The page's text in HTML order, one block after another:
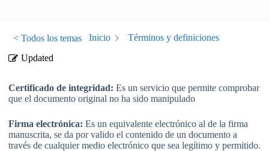
< Todos los temas Inicio
Términos y definiciones
Updated
Certificado de integridad: Es un servicio que permite comprobar
que el documento original no ha sido manipulado
Firma electrónica: Es un equivalente electrónico al de la firma
manuscrita, se da por valido el contenido de un documento a
través de cualquier medio electrónico que sea legítimo y permitido.